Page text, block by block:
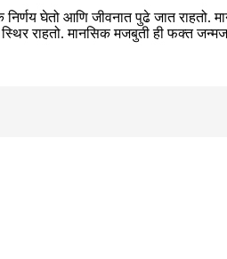
घेतो आणि जीवनात पुढे जात राहतो.
स्थिर राहतो. मानसिक मजबुती ही फक्त